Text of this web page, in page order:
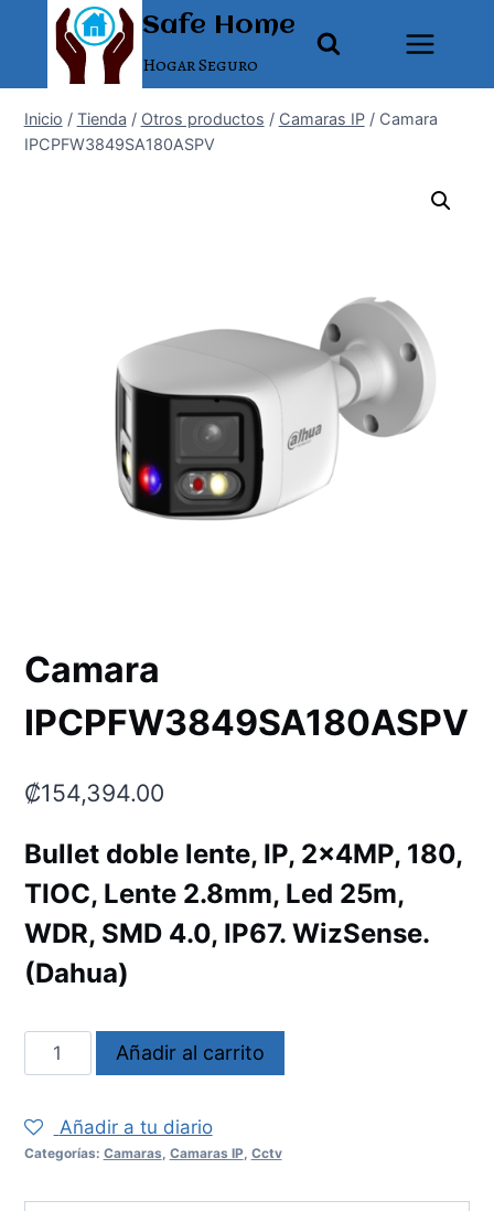
contenido
Safe Home
Hogar Seguro
Inicio / Tienda / Otros productos / Camaras IP / Camara
IPCPFW3849SA180ASPV
Camara
IPCPFW3849SA180ASPV
₡154,394.00
Bullet doble lente, IP, 2x4MP, 180,
TIOC, Lente 2.8mm, Led 25m,
WDR, SMD 4.0, IP67. WizSense.
(Dahua)
Camara
IPCPFW3849SA180ASPV
Añadir al carrito
Añadir a tu diario
Categorías: Camaras Camaras IP, Cctv